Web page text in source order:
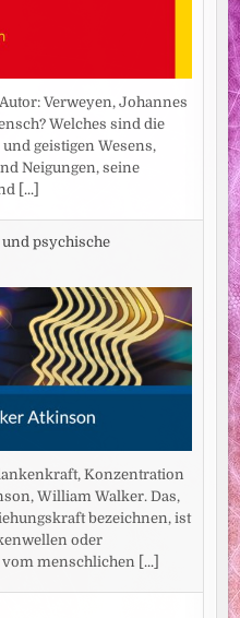
Verweyen, Johannes
Welches sind die
geistigen Wesens,
Neigungen, seine
[...]
psychische
Konzentration
William Walker. Das,
bezeichnen, ist
oder
menschlichen [...]